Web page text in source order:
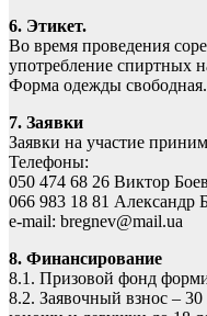
6. Этикет.
Во время проведения
употребление спиртных
Форма одежды свободная.
7. Заявки
Заявки на участие
Телефоны:
050 474 68 26 Виктор
066 983 18 81 Александр
e-mail: bregnev@mail.ua
8. Финансирование
8.1. Призовой фонд
8.2. Заявочный взнос –